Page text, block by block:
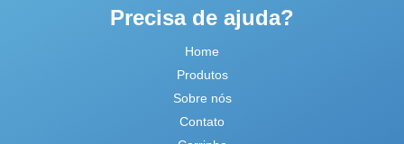
Precisa de ajuda?
Home
Produtos
Sobre nós
Contato